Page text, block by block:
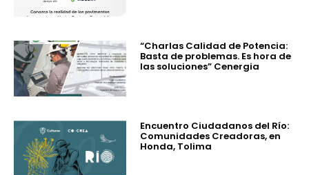
“Charlas Calidad de Potencia:
Basta de problemas. Es hora de
las soluciones” Cenergia
Encuentro Ciudadanos del Río:
Comunidades Creadoras, en
Honda, Tolima